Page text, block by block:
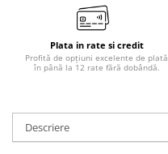
Plata in rate si credit
Profită de opțiuni excelente de plată
în până la 12 rate fără dobândă.
Descriere